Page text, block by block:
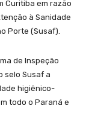
Curitiba em razão
à Sanidade
Porte (Susaf).
de Inspeção
selo Susaf a
higiênico-
todo o Paraná e